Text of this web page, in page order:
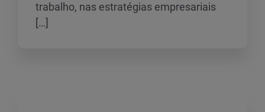
trabalho, nas estratégias empresariais
[…]